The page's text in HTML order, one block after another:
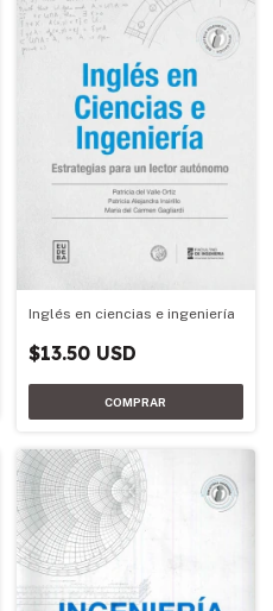
Inglés en ciencias e ingeniería
$13.50 USD